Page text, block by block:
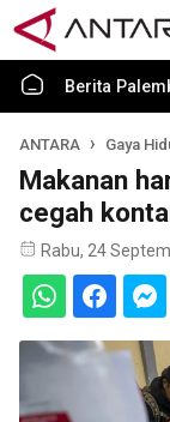
Berita
ANTARA Gaya
Makanan
cegah
Rabu, 24